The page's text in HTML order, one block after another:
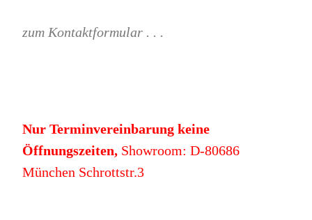
zum Kontaktformular . . .
Nur Terminvereinbarung keine
Öffnungszeiten,Showroom: D-80686
München Schrottstr.3